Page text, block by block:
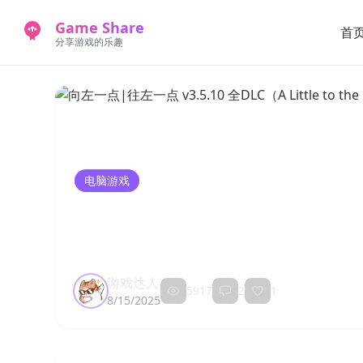
Game Share
分享游戏的乐趣
首
电脑游戏
游戏达人
8/15/2025
5917 2 1